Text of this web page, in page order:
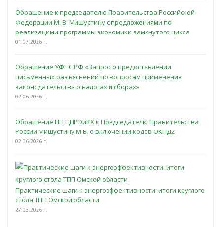
Обращение к председателю Правительства Российской
Федерации М. В. Мишустину с предложениями по
реализацими программы экономики замкнутого цикла
01.07.2026 г.
Обращение УФНС РФ «Запрос о предоставлении
письменных разъяснений по вопросам применения
законодательства о налогах и сборах»
02.06.2026 г.
Обращение НП ЦПРЭиКХ к Председателю Правительства
России Мишустину М.В. о включении кодов ОКПД2
02.06.2026 г.
Практические шаги к энергоэффективности: итоги круглого
стола ТПП Омской области
27.03.2026 г.